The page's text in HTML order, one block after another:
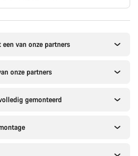
van onze partners
onze partners
gemonteerd